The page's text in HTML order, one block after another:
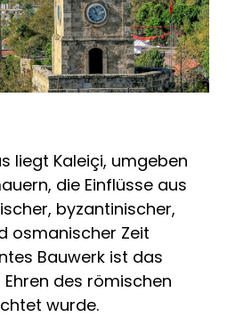
liegt Kaleiçi, umgeben
die Einflüsse aus
byzantinischer,
osmanischer Zeit
Bauwerk ist das
des römischen
wurde.